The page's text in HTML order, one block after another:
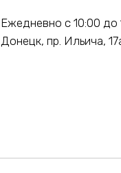
Ежедневно с 10:00 до
Донецк, пр. Ильича,